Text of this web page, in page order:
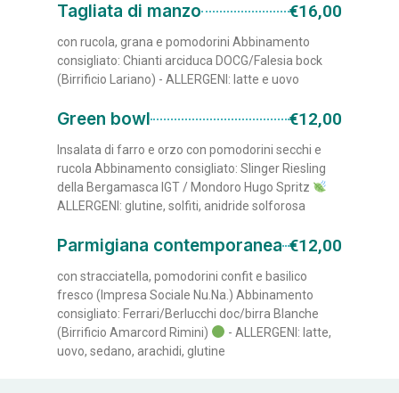
Tagliata di manzo €16,00
con rucola, grana e pomodorini Abbinamento
consigliato: Chianti arciduca DOCG/Falesia bock
(Birrificio Lariano) - ALLERGENI: latte e uovo
Green bowl €12,00
Insalata di farro e orzo con pomodorini secchi e
rucola Abbinamento consigliato: Slinger Riesling
della Bergamasca IGT / Mondoro Hugo Spritz
ALLERGENI: glutine, solfiti, anidride solforosa
Parmigiana contemporanea €12,00
con stracciatella, pomodorini confit e basilico
fresco (Impresa Sociale Nu.Na.) Abbinamento
consigliato: Ferrari/Berlucchi doc/birra Blanche
(Birrificio Amarcord Rimini)
- ALLERGENI: latte,
uovo, sedano, arachidi, glutine